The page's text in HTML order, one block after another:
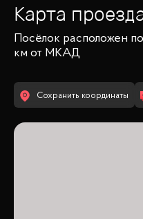
Карта
Посёлок расположен
км от МКАД
Сохранить координаты